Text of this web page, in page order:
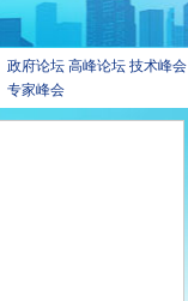
政府论坛 高峰论坛 技术峰会
专家峰会